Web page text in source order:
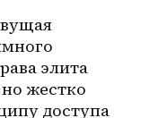
элита
жестко
доступа